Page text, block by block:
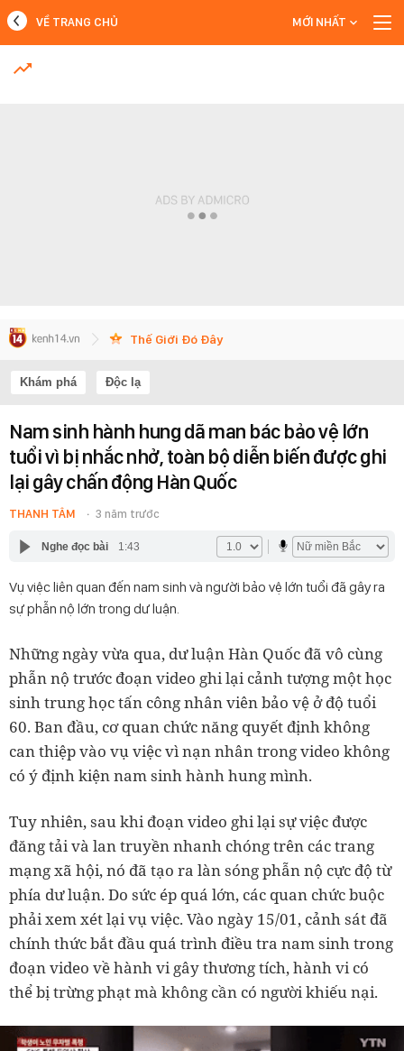
MỚI NHẤT
VỀ TRANG CHỦ MỚI NHẤT
Thế Giới Đó Đây
Khám phá Độc lạ
Nam sinh hành hung dã man bác bảo vệ lớn
tuổi vì bị nhắc nhở, toàn bộ diễn biến được ghi
lại gây chấn động Hàn Quốc
THANH TÂM 3 năm trước
Nghe đọc bài 1:43
Vụ việc liên quan đến nam sinh và người bảo vệ lớn tuổi đã gây ra
sự phẫn nộ lớn trong dư luận.
Những ngày vừa qua, dư luận Hàn Quốc đã vô cùng
phẫn nộ trước đoạn video ghi lại cảnh tượng một học
sinh trung học tấn công nhân viên bảo vệ ở độ tuổi
60. Ban đầu, cơ quan chức năng quyết định không
can thiệp vào vụ việc vì nạn nhân trong video không
có ý định kiện nam sinh hành hung mình.
Tuy nhiên, sau khi đoạn video ghi lại sự việc được
đăng tải và lan truyền nhanh chóng trên các trang
mạng xã hội, nó đã tạo ra làn sóng phẫn nộ cực độ từ
phía dư luận. Do sức ép quá lớn, các quan chức buộc
phải xem xét lại vụ việc. Vào ngày 15/01, cảnh sát đã
chính thức bắt đầu quá trình điều tra nam sinh trong
đoạn video về hành vi gây thương tích, hành vi có
thể bị trừng phạt mà không cần có người khiếu nại.